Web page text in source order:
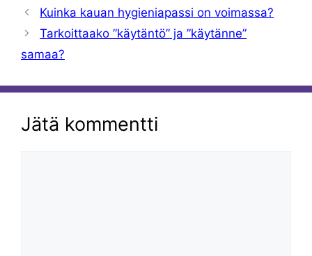
Kuinka kauan hygieniapassi on voimassa?
Tarkoittaako ”käytäntö” ja ”käytänne”
samaa?
Jätä kommentti